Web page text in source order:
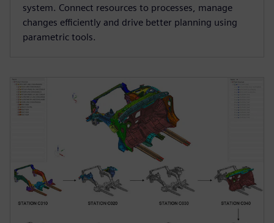
system. Connect resources to processes, manage
changes efficiently and drive better planning using
parametric tools.